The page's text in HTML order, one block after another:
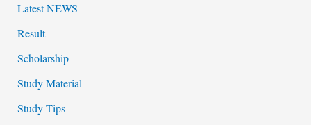
Latest NEWS
Result
Scholarship
Study Material
Study Tips